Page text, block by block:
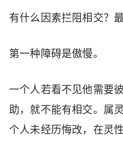
有什么因素拦阻相交？
第一种障碍是傲慢。
一个人若看不见他需要
助，就不能有相交。属
个人未经历悔改，在灵